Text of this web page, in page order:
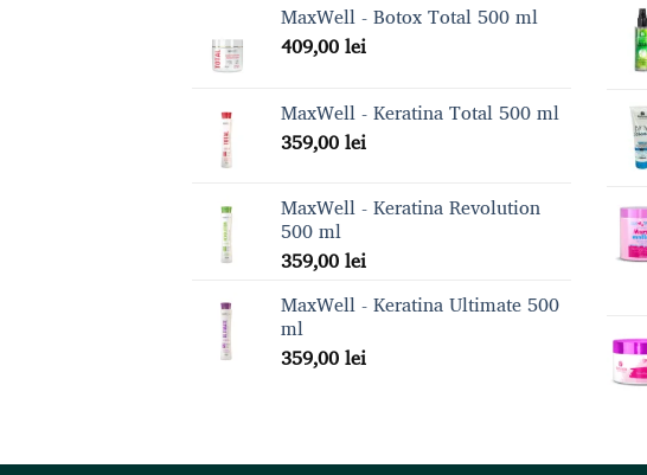
MaxWell - Botox Total 500 ml
409,00lei
MaxWell - Keratina Total 500 ml
359,00lei
MaxWell - Keratina Revolution
500 ml
359,00lei
MaxWell - Keratina Ultimate 500
ml
359,00lei